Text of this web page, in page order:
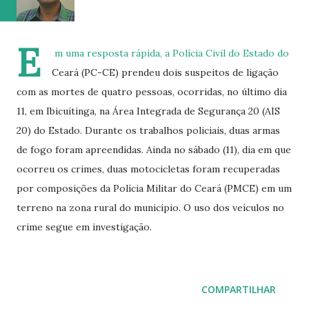
vaga na referência do ataque, com...
E
m uma resposta rápida, a Polícia Civil do Estado do
Ceará (PC-CE) prendeu dois suspeitos de ligação
com as mortes de quatro pessoas, ocorridas, no último dia
11, em Ibicuitinga, na Área Integrada de Segurança 20 (AIS
20) do Estado. Durante os trabalhos policiais, duas armas
de fogo foram apreendidas. Ainda no sábado (11), dia em que
ocorreu os crimes, duas motocicletas foram recuperadas
por composições da Polícia Militar do Ceará (PMCE) em um
terreno na zona rural do município. O uso dos veículos no
crime segue em investigação.
COMPARTILHAR